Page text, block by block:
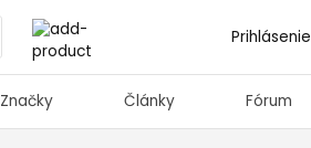
Prihlásenie
Značky Články Fórum